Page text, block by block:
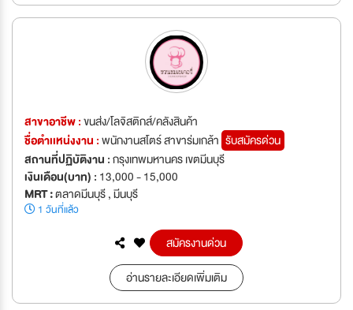
สาขาอาชีพ :ขนส่ง/โลจิสติกส์/คลังสินค้า
ชื่อตำเเหน่งงาน :พนักงานสโตร์ สาขาร่มเกล้า รับสมัครด่วน
สถานที่ปฏิบัติงาน :กรุงเทพมหานคร เขตมีนบุรี
เงินเดือน(บาท) : 13,000 - 15,000
MRT :ตลาดมีนบุรี , มีนบุรี
1 วันที่แล้ว
สมัครงานด่วน
อ่านรายละเอียดเพิ่มเติม